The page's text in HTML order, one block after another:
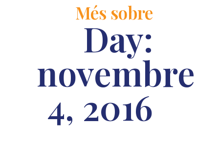
Més sobre
Day:
novembre
4, 2016